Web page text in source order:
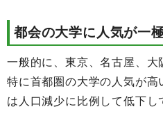
都会の大学に人気が一
一般的に、東京、名古屋、大
特に首都圏の大学の人気が
は人口減少に比例して低下し